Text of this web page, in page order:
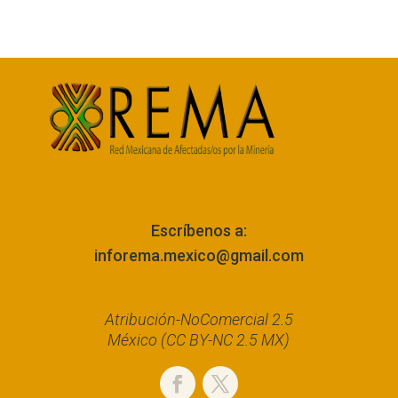
Escríbenos a:
inforema.mexico@gmail.com
Atribución-NoComercial 2.5
México (CC BY-NC 2.5 MX)